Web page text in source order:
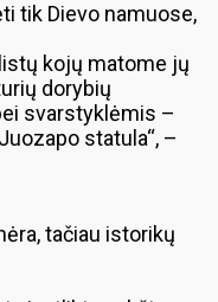
tik Dievo namuose,
kojų matome jų
dorybių
svarstyklėmis –
statula“, –
tačiau istorikų